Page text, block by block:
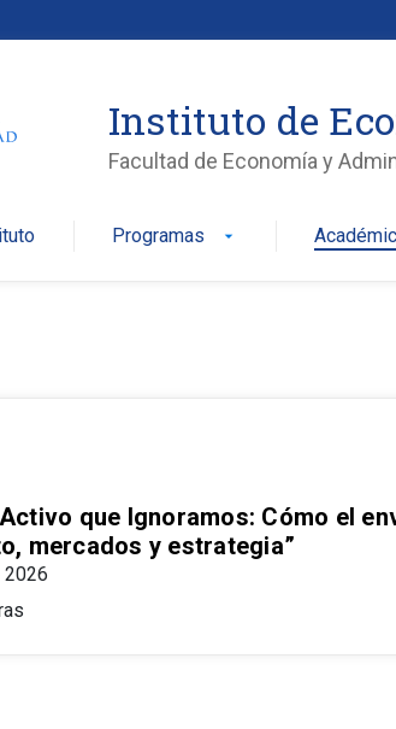
Instituto de
Facultad de Economía y
Programas arrow_drop_down
que Ignoramos: Cómo el
mercados y estrategia”
2026